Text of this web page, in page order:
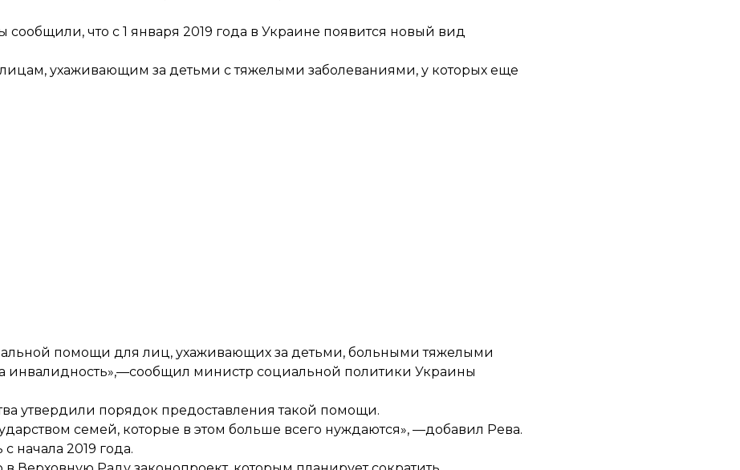
что с 1 января 2019 года в Украине появится новый вид
ухаживающим за детьми с тяжелыми заболеваниями, у которых еще
помощи для лиц, ухаживающих за детьми, больными тяжелыми
​​инвалидность»,—сообщил министр социальной политики Украины
утвердили порядок предоставления такой помощи.
семей, которые в этом больше всего нуждаются», —добавил Рева.
начала 2019 года.